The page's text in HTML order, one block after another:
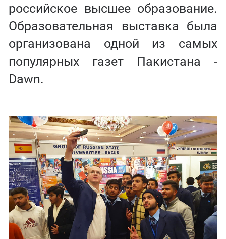
российское высшее образование.
Образовательная выставка была
организована одной из самых
популярных газет Пакистана -
Dawn.